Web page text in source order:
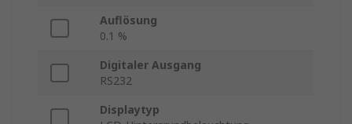
Auflösung
0.1 %
Digitaler Ausgang
RS232
Displaytyp